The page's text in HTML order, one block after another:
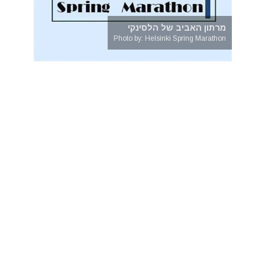
מרתון האביב של הלסינקי
Photo by: Helsinki Spring Marathon